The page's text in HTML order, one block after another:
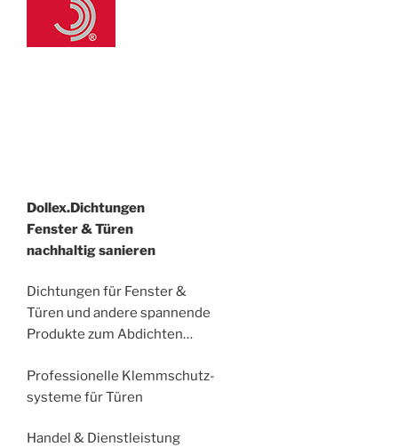
Dollex.Dichtungen
Fenster & Türen
nachhaltig sanieren
Dichtungen für Fenster &
Türen und andere spannende
Produkte zum Abdichten…
Professionelle Klemmschutz-
systeme für Türen
Handel & Dienstleistung